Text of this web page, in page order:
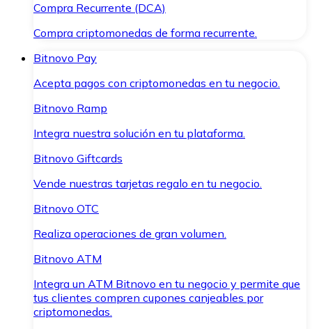
Compra Recurrente (DCA)
Compra criptomonedas de forma recurrente.
Bitnovo Pay
Acepta pagos con criptomonedas en tu negocio.
Bitnovo Ramp
Integra nuestra solución en tu plataforma.
Bitnovo Giftcards
Vende nuestras tarjetas regalo en tu negocio.
Bitnovo OTC
Realiza operaciones de gran volumen.
Bitnovo ATM
Integra un ATM Bitnovo en tu negocio y permite que
tus clientes compren cupones canjeables por
criptomonedas.